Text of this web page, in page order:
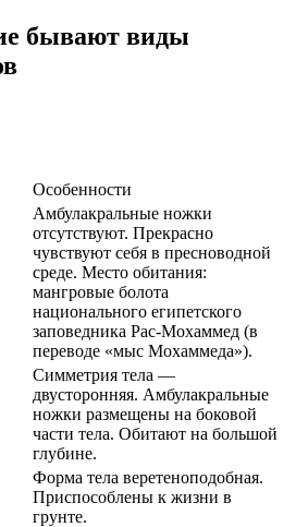
бывают виды
Особенности
Амбулакральные ножки
отсутствуют. Прекрасно
чувствуют себя в пресноводной
среде. Место обитания:
мангровые болота
национального египетского
заповедника Рас-Мохаммед (в
переводе «мыс Мохаммеда»).
Симметрия тела —
двусторонняя. Амбулакральные
ножки размещены на боковой
части тела. Обитают на большой
глубине.
Форма тела веретеноподобная.
Приспособлены к жизни в
грунте.